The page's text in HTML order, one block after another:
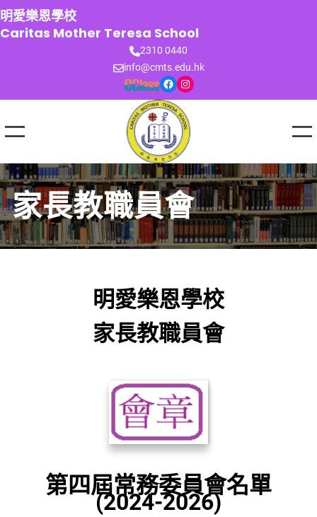
跳
至
主
明愛樂恩學校
Caritas Mother Teresa School
2310 0440
info@cmts.edu.hk
Facebook Instagram
家長教職員會
明愛樂恩學校
家長教職員會
第四屆常務委員會名單
(2024-2026)